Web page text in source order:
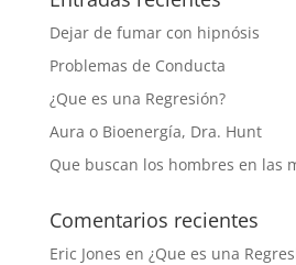
Dejar de fumar con hipnósis
Problemas de Conducta
¿Que es una Regresión?
Aura o Bioenergía, Dra. Hunt
Que buscan los hombres en las
Comentarios recientes
Eric Jones en ¿Que es una